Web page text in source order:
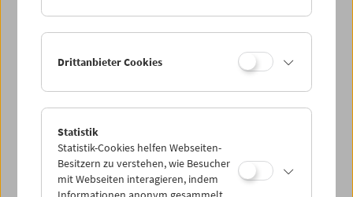
Felix Salten und das Kino
Drittanbieter Cookies
Statistik
Statistik-Cookies helfen Webseiten-
Besitzern zu verstehen, wie Besucher
mit Webseiten interagieren, indem